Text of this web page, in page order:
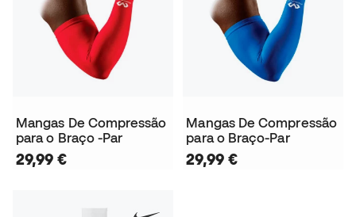
Mangas De Compressão
para o Braço -Par
29,99 €
Mangas De Compressão
para o Braço-Par
29,99 €